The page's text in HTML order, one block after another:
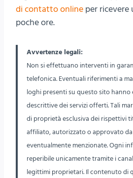
di contatto online per
poche ore.
Avvertenze legali:
Non si effettuano interventi in
telefonica. Eventuali riferimenti a
loghi presenti su questo sito
descrittive dei servizi offerti. Tali
di proprietà esclusiva dei rispettivi
affiliato, autorizzato o approvato
eventualmente menzionate. Ogni
reperibile unicamente tramite i
legittimi proprietari. Il contenuto di